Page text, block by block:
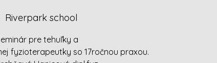
Riverpark school
pre tehuľky a
fyzioterapeutky so 17ročnou praxou.